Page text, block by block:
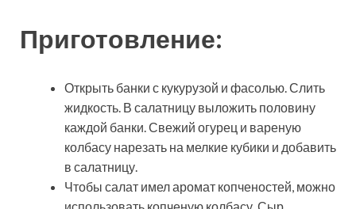
Приготовление:
Открыть банки с кукурузой и фасолью. Слить
жидкость. В салатницу выложить половину
каждой банки. Свежий огурец и вареную
колбасу нарезать на мелкие кубики и добавить
в салатницу.
Чтобы салат имел аромат копченостей, можно